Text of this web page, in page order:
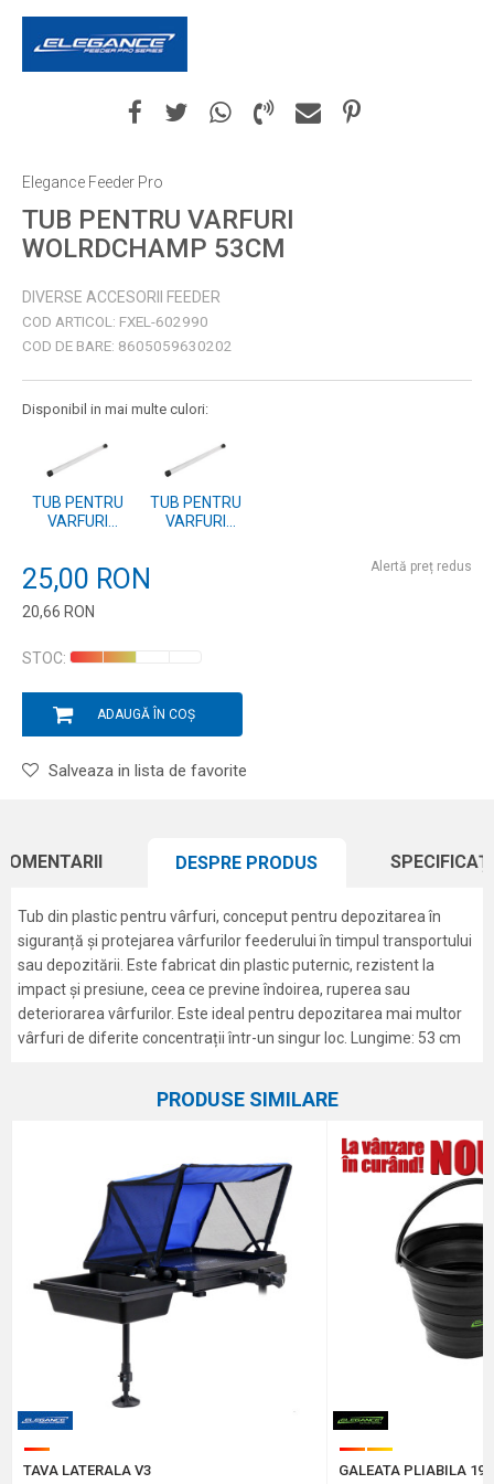
Elegance Feeder Pro
TUB PENTRU VARFURI
WOLRDCHAMP 53CM
DIVERSE ACCESORII FEEDER
COD ARTICOL: FXEL-602990
COD DE BARE: 8605059630202
Disponibil in mai multe culori:
TUB PENTRU
VARFURI
TUB PENTRU
VARFURI
25,00 RON
20,66 RON
Alertă preț redus
STOC:
ADAUGĂ ÎN COȘ
Salveaza in lista de favorite
DESPRE PRODUS
Tub din plastic pentru vârfuri, conceput pentru depozitarea în
siguranță și protejarea vârfurilor feederului în timpul transportului
sau depozitării. Este fabricat din plastic puternic, rezistent la
impact și presiune, ceea ce previne îndoirea, ruperea sau
deteriorarea vârfurilor. Este ideal pentru depozitarea mai multor
vârfuri de diferite concentrații într-un singur loc. Lungime: 53 cm
Diverse accesorii feeder
Elegance Feeder Pro
Protectie anti-spam - calculeaza 2 + 3 :
PRODUSE SIMILARE
TAVA LATERALA V3 GALEATA PLIABILA 19